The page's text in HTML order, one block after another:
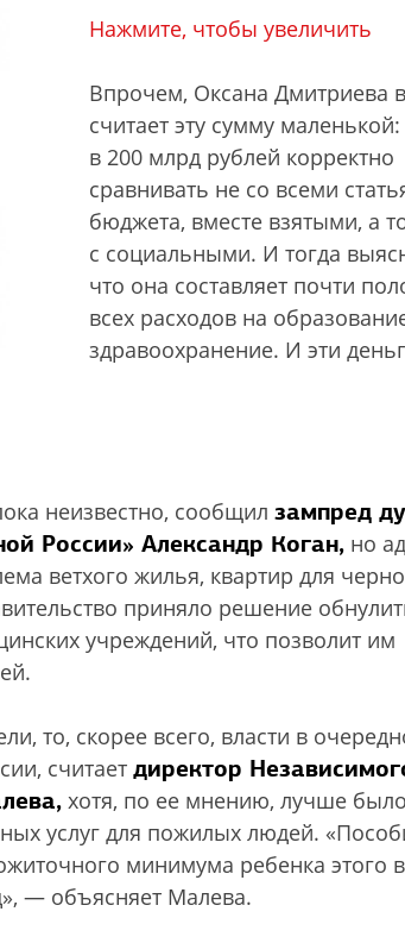
Нажмите, чтобы увеличить
Впрочем, Оксана Дмитриева
считает эту сумму
в 200 млрд рублей корректно
сравнивать не со всеми
бюджета, вместе взятыми, а
с социальными. И тогда
что она составляет почти
всех расходов на
здравоохранение. И эти
неизвестно, сообщил зампред
России» Александр Коган, но
ветхого жилья, квартир для
приняло решение
учреждений, что позволит им
то, скорее всего, власти в
считает директор
хотя, по ее мнению, лучше
услуг для пожилых людей.
минимума ребенка этого
— объясняет Малева.